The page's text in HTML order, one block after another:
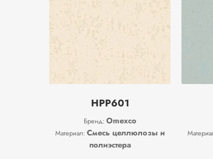
HPP601
Бренд: Omexco
Материал: Смесь целлюлозы и
полиэстера